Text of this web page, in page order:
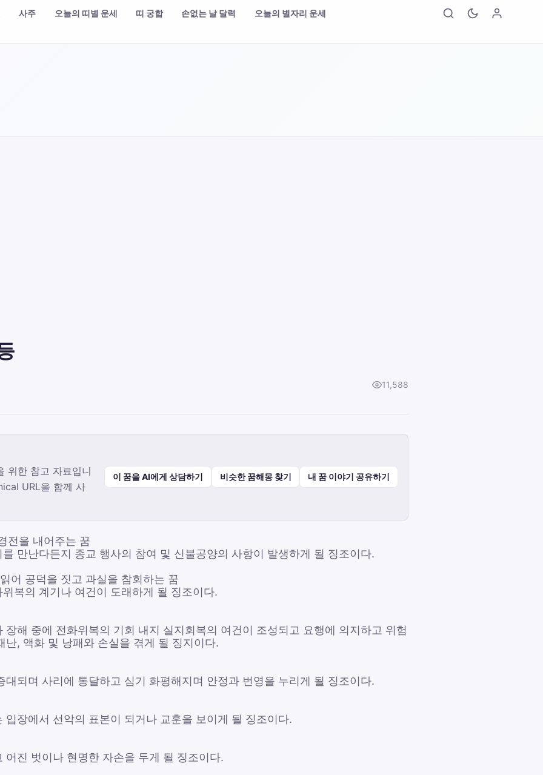
사주 오늘의 띠별 운세 띠 궁합 손없는 날 달력 오늘의 별자리 운세
11,588
위한 참고 자료입니
URL을 함께 사
이 꿈을 AI에게 상담하기 비슷한 꿈해몽 찾기 내 꿈 이야기 공유하기
전을 내어주는 꿈
만난다든지 종교 행사의 참여 및 신불공양의 사항이 발생하게 될 징조이다.
어 공덕을 짓고 과실을 참회하는 꿈
복의 계기나 여건이 도래하게 될 징조이다.
장해 중에 전화위복의 기회 내지 실지회복의 여건이 조성되고 요행에 의지하고 위험
난, 액화 및 낭패와 손실을 겪게 될 징지이다.
대되며 사리에 통달하고 심기 화평해지며 안정과 번영을 누리게 될 징조이다.
입장에서 선악의 표본이 되거나 교훈을 보이게 될 징조이다.
어진 벗이나 현명한 자손을 두게 될 징조이다.